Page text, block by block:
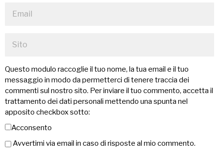
Questo modulo raccoglie il tuo nome, la tua email e il tuo
messaggio in modo da permetterci di tenere traccia dei
commenti sul nostro sito. Per inviare il tuo commento, accetta il
trattamento dei dati personali mettendo una spunta nel
apposito checkbox sotto:
Acconsento
Avvertimi via email in caso di risposte al mio commento.